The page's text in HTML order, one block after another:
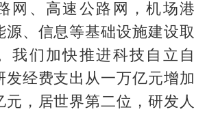
网、高速公路网，机场港
源、信息等基础设施建设取
我们加快推进科技自立自
发经费支出从一万亿元增加
元，居世界第二位，研发人